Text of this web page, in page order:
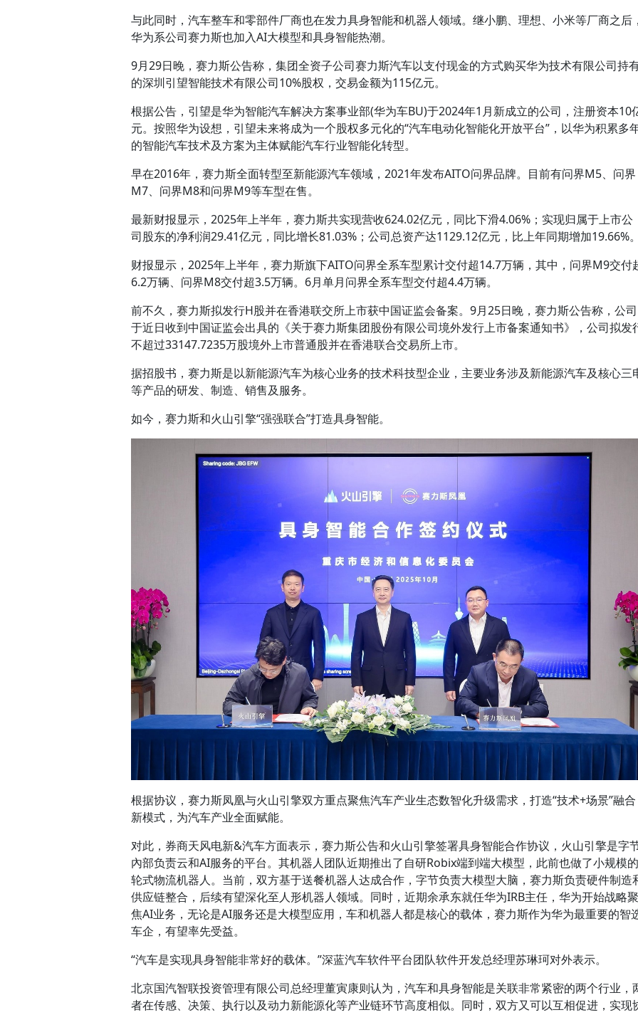
与此同时，汽车整车和零部件厂商也在发力具身智能和机器人领域。继小鹏、理想、小米等厂商之后，
华为系公司赛力斯也加入AI大模型和具身智能热潮。
9月29日晚，赛力斯公告称，集团全资子公司赛力斯汽车以支付现金的方式购买华为技术有限公司持
的深圳引望智能技术有限公司10%股权，交易金额为115亿元。
根据公告，引望是华为智能汽车解决方案事业部(华为车BU)于2024年1月新成立的公司，注册资本10
元。按照华为设想，引望未来将成为一个股权多元化的“汽车电动化智能化开放平台”，以华为积累多
的智能汽车技术及方案为主体赋能汽车行业智能化转型。
早在2016年，赛力斯全面转型至新能源汽车领域，2021年发布AITO问界品牌。目前有问界M5、问界
M7、问界M8和问界M9等车型在售。
最新财报显示，2025年上半年，赛力斯共实现营收624.02亿元，同比下滑4.06%；实现归属于上市公
司股东的净利润29.41亿元，同比增长81.03%；公司总资产达1129.12亿元，比上年同期增加19.66%。
财报显示，2025年上半年，赛力斯旗下AITO问界全系车型累计交付超14.7万辆，其中，问界M9交付
6.2万辆、问界M8交付超3.5万辆。6月单月问界全系车型交付超4.4万辆。
前不久，赛力斯拟发行H股并在香港联交所上市获中国证监会备案。9月25日晚，赛力斯公告称，公司
于近日收到中国证监会出具的《关于赛力斯集团股份有限公司境外发行上市备案通知书》，公司拟发
不超过33147.7235万股境外上市普通股并在香港联合交易所上市。
据招股书，赛力斯是以新能源汽车为核心业务的技术科技型企业，主要业务涉及新能源汽车及核心三
等产品的研发、制造、销售及服务。
如今，赛力斯和火山引擎“强强联合”打造具身智能。
根据协议，赛力斯凤凰与火山引擎双方重点聚焦汽车产业生态数智化升级需求，打造“技术+场景”融合
新模式，为汽车产业全面赋能。
对此，券商天风电新&汽车方面表示，赛力斯公告和火山引擎签署具身智能合作协议，火山引擎是字
內部负责云和AI服务的平台。其机器人团队近期推出了自研Robix端到端大模型，此前也做了小规模的
轮式物流机器人。当前，双方基于送餐机器人达成合作，字节负责大模型大脑，赛力斯负责硬件制造
供应链整合，后续有望深化至人形机器人领域。同时，近期余承东就任华为IRB主任，华为开始战略聚
焦AI业务，无论是AI服务还是大模型应用，车和机器人都是核心的载体，赛力斯作为华为最重要的智
车企，有望率先受益。
“汽车是实现具身智能非常好的载体。”深蓝汽车软件平台团队软件开发总经理苏琳珂对外表示。
北京国汽智联投资管理有限公司总经理董寅康则认为，汽车和具身智能是关联非常紧密的两个行业，
者在传感、决策、执行以及动力新能源化等产业链环节高度相似。同时，双方又可以互相促进，实现